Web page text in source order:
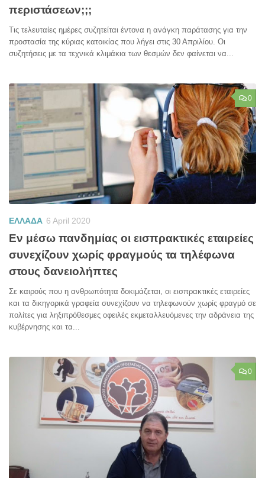
περιστάσεων;;;
Τις τελευταίες ημέρες συζητείται έντονα η ανάγκη παράτασης για την
προστασία της κύριας κατοικίας που λήγει στις 30 Απριλίου. Οι
συζητήσεις με τα τεχνικά κλιμάκια των θεσμών δεν φαίνεται να...
0
ΕΛΛΑΔΑ 6 April 2020
Εν μέσω πανδημίας οι εισπρακτικές εταιρείες
συνεχίζουν χωρίς φραγμούς τα τηλέφωνα
στους δανειολήπτες
Σε καιρούς που η ανθρωπότητα δοκιμάζεται, οι εισπρακτικές εταιρείες
και τα δικηγορικά γραφεία συνεχίζουν να τηλεφωνούν χωρίς φραγμό σε
πολίτες για ληξιπρόθεσμες οφειλές εκμεταλλευόμενες την αδράνεια της
κυβέρνησης και τα...
0